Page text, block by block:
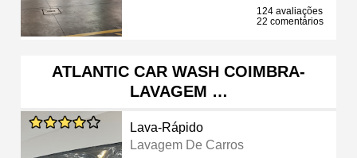
124 avaliações
22 comentários
ATLANTIC CAR WASH COIMBRA-
LAVAGEM …
Lava-Rápido
Lavagem De Carros